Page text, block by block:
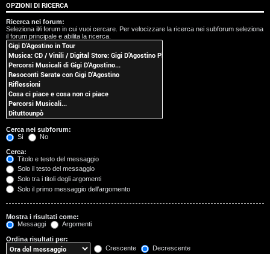
i
s
e
n
z
a
r
i
s
p
o
s
OPZIONI DI RICERCA
Ricerca nei forum:
Seleziona il/i forum in cui vuoi cercare. Per velocizzare la ricerca nei subforum seleziona
il forum principale e abilita la ricerca.
Cerca nei subforum:
Sì
No
Cerca:
Titolo e testo del messaggio
Solo il testo del messaggio
Solo tra i titoli degli argomenti
Solo il primo messaggio dell’argomento
Mostra i risultati come:
Messaggi
Argomenti
Ordina risultati per:
Crescente
Decrescente